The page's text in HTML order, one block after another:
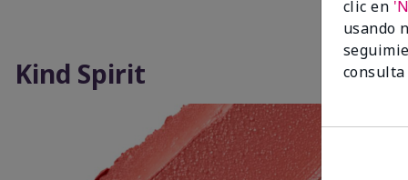
Kind Spirit
clic en
usando